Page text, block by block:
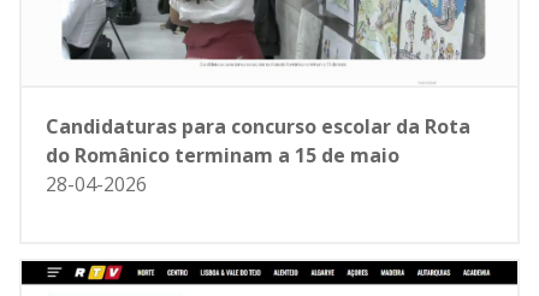
Candidaturas para concurso escolar da Rota
do Românico terminam a 15 de maio
28-04-2026